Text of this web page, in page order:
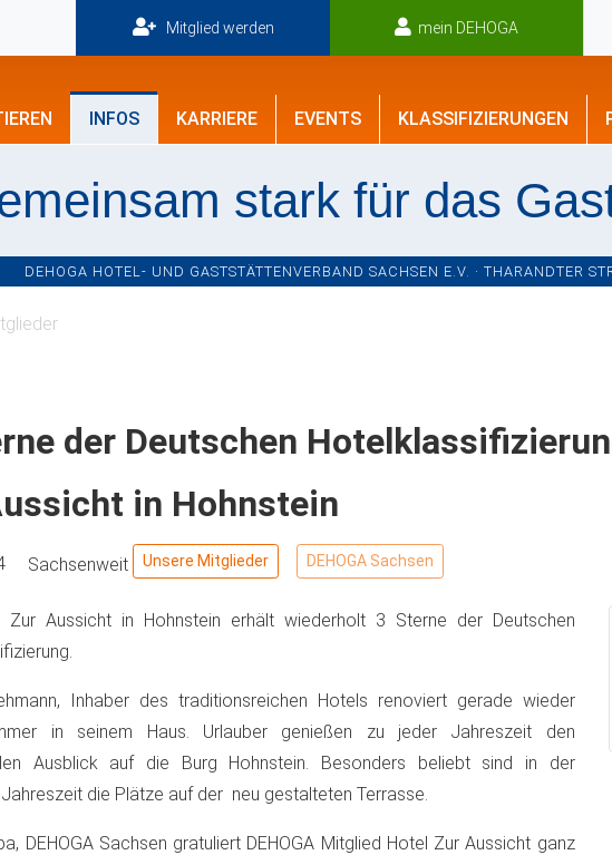
Mitglied werden mein DEHOGA
INFOS KARRIERE EVENTS KLASSIFIZIERUNGEN
stark für das
DEHOGA HOTEL- UND GASTSTÄTTENVERBAND SACHSEN E.V. · THARANDTER
der Deutschen
in Hohnstein
Sachsenweit Unsere Mitglieder DEHOGA Sachsen
Zur Aussicht in Hohnstein erhält wiederholt 3 Sterne der Deutschen
Inhaber des traditionsreichen Hotels renoviert gerade wieder
in seinem Haus. Urlauber genießen zu jeder Jahreszeit den
Ausblick auf die Burg Hohnstein. Besonders beliebt sind in der
die Plätze auf der neu gestalteten Terrasse.
DEHOGA Sachsen gratuliert DEHOGA Mitglied Hotel Zur Aussicht ganz